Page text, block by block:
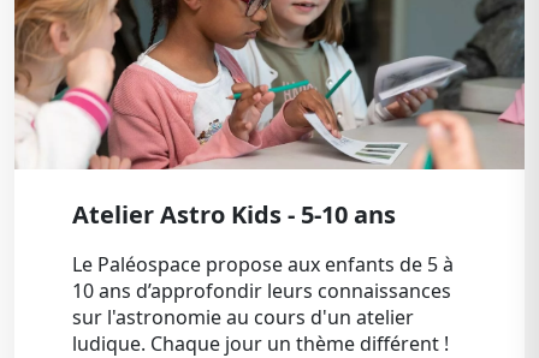
Atelier Astro Kids - 5-10 ans
Le Paléospace propose aux enfants de 5 à
10 ans d’approfondir leurs connaissances
sur l'astronomie au cours d'un atelier
ludique. Chaque jour un thème différent !